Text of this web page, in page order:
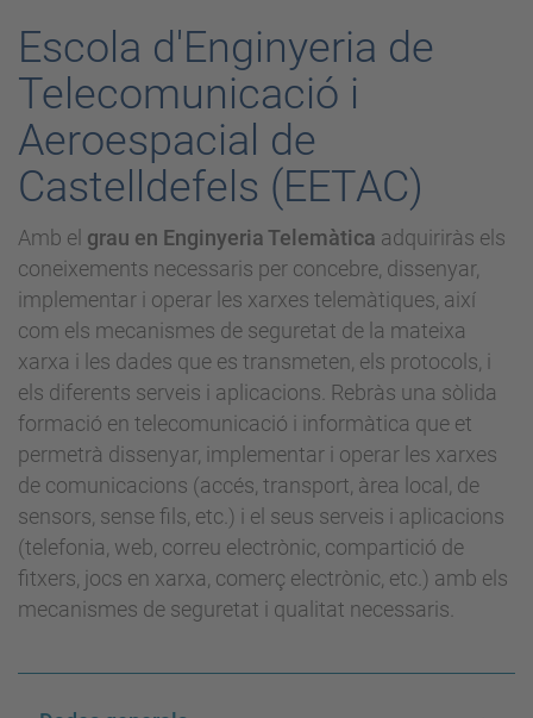
Escola d'Enginyeria de
Telecomunicació i
Aeroespacial de
Castelldefels (EETAC)
Amb el grau en Enginyeria Telemàtica adquiriràs els
coneixements necessaris per concebre, dissenyar,
implementar i operar les xarxes telemàtiques, així
com els mecanismes de seguretat de la mateixa
xarxa i les dades que es transmeten, els protocols, i
els diferents serveis i aplicacions. Rebràs una sòlida
formació en telecomunicació i informàtica que et
permetrà dissenyar, implementar i operar les xarxes
de comunicacions (accés, transport, àrea local, de
sensors, sense fils, etc.) i el seus serveis i aplicacions
(telefonia, web, correu electrònic, compartició de
fitxers, jocs en xarxa, comerç electrònic, etc.) amb els
mecanismes de seguretat i qualitat necessaris.